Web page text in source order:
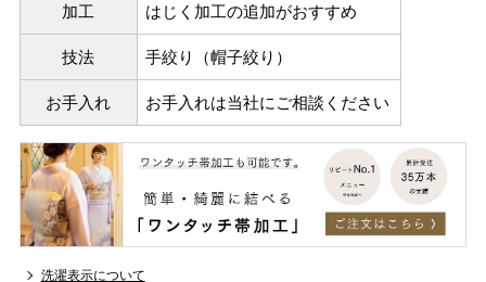
加工 はじく加工の追加がおすすめ
技法 手絞り（帽子絞り）
お手入れ お手入れは当社にご相談ください
洗濯表示について